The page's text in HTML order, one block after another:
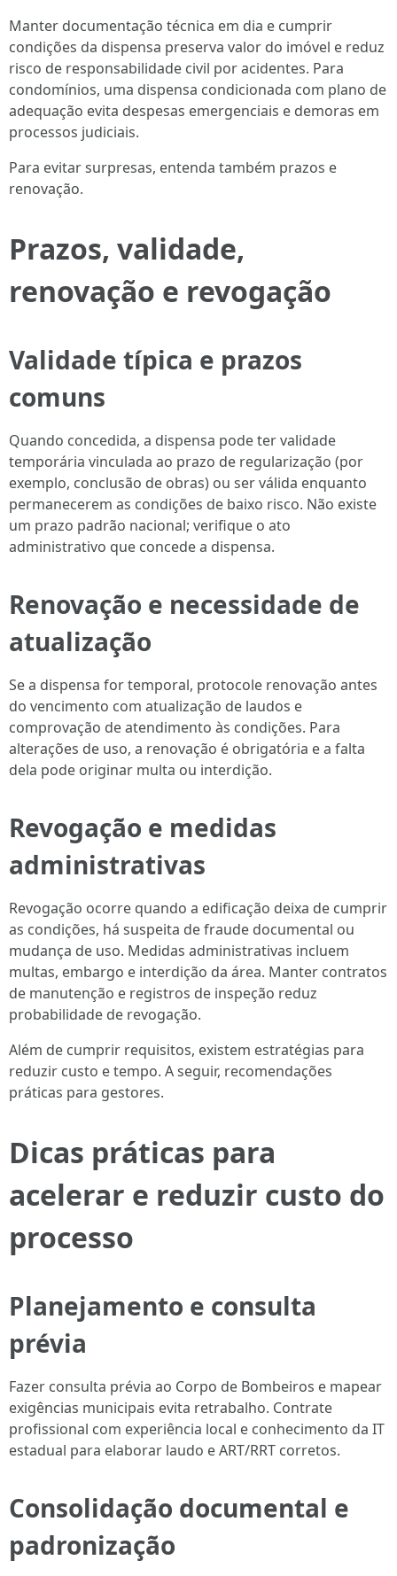
Manter documentação técnica em dia e cumprir
condições da dispensa preserva valor do imóvel e reduz
risco de responsabilidade civil por acidentes. Para
condomínios, uma dispensa condicionada com plano de
adequação evita despesas emergenciais e demoras em
processos judiciais.
Para evitar surpresas, entenda também prazos e
renovação.
Prazos, validade,
renovação e revogação
Validade típica e prazos
comuns
Quando concedida, a dispensa pode ter validade
temporária vinculada ao prazo de regularização (por
exemplo, conclusão de obras) ou ser válida enquanto
permanecerem as condições de baixo risco. Não existe
um prazo padrão nacional; verifique o ato
administrativo que concede a dispensa.
Renovação e necessidade de
atualização
Se a dispensa for temporal, protocole renovação antes
do vencimento com atualização de laudos e
comprovação de atendimento às condições. Para
alterações de uso, a renovação é obrigatória e a falta
dela pode originar multa ou interdição.
Revogação e medidas
administrativas
Revogação ocorre quando a edificação deixa de cumprir
as condições, há suspeita de fraude documental ou
mudança de uso. Medidas administrativas incluem
multas, embargo e interdição da área. Manter contratos
de manutenção e registros de inspeção reduz
probabilidade de revogação.
Além de cumprir requisitos, existem estratégias para
reduzir custo e tempo. A seguir, recomendações
práticas para gestores.
Dicas práticas para
acelerar e reduzir custo do
processo
Planejamento e consulta
prévia
Fazer consulta prévia ao Corpo de Bombeiros e mapear
exigências municipais evita retrabalho. Contrate
profissional com experiência local e conhecimento da IT
estadual para elaborar laudo e ART/RRT corretos.
Consolidação documental e
padronização